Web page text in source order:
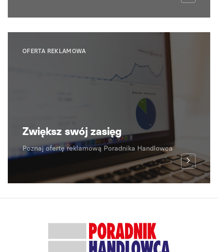
OFERTA REKLAMOWA
Zwiększ swój zasięg
Poznaj ofertę reklamową Poradnika Handlowca